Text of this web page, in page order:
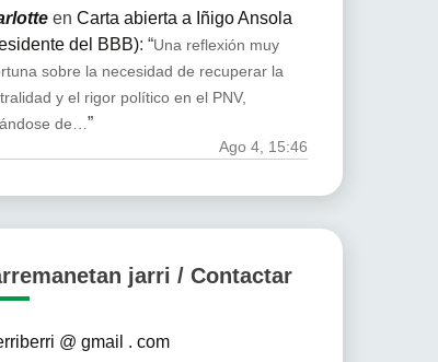
en Carta abierta a Iñigo Ansola
del BBB): “Una reflexión muy
sobre la necesidad de recuperar la
y el rigor político en el PNV,
de…”
Ago 4, 15:46
jarri / Contactar
@ gmail . com